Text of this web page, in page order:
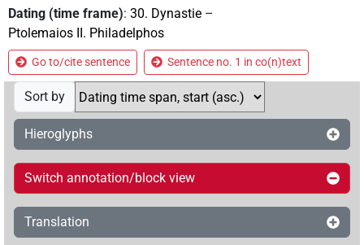
Dating (time frame): 30. Dynastie –
Ptolemaios II. Philadelphos
Go to/cite sentence Sentence no. 1 in co(n)text
Sort by
Hieroglyphs
Switch annotation/block view
Translation